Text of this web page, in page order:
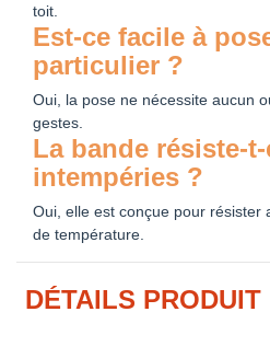
toit.
Est-ce facile à
particulier ?
Oui, la pose ne nécessite aucun
gestes.
La bande résiste-
intempéries ?
Oui, elle est conçue pour résister
de température.
DÉTAILS PRODUIT